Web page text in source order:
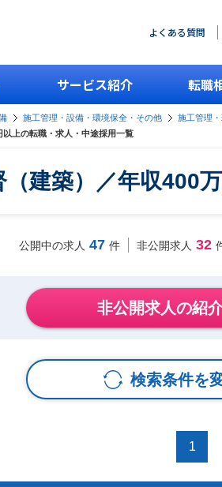
よくある質問
サービス紹介 転職
施工管理・設備・環境保全・その他
施工管理・
上の転職・求人・中途採用一覧
建築）／年収400
公開中の求人 47 件 非公開求人 32
非公開求人の紹
検索条件を
1